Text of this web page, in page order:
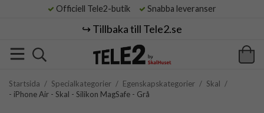
Officiell Tele2-butik Snabba leveranser
↪️ Tillbaka till Tele2.se
Startsida / Specialkategorier / Egenskapskategorier / Skal /
- iPhone Air - Skal - Silikon MagSafe - Grå